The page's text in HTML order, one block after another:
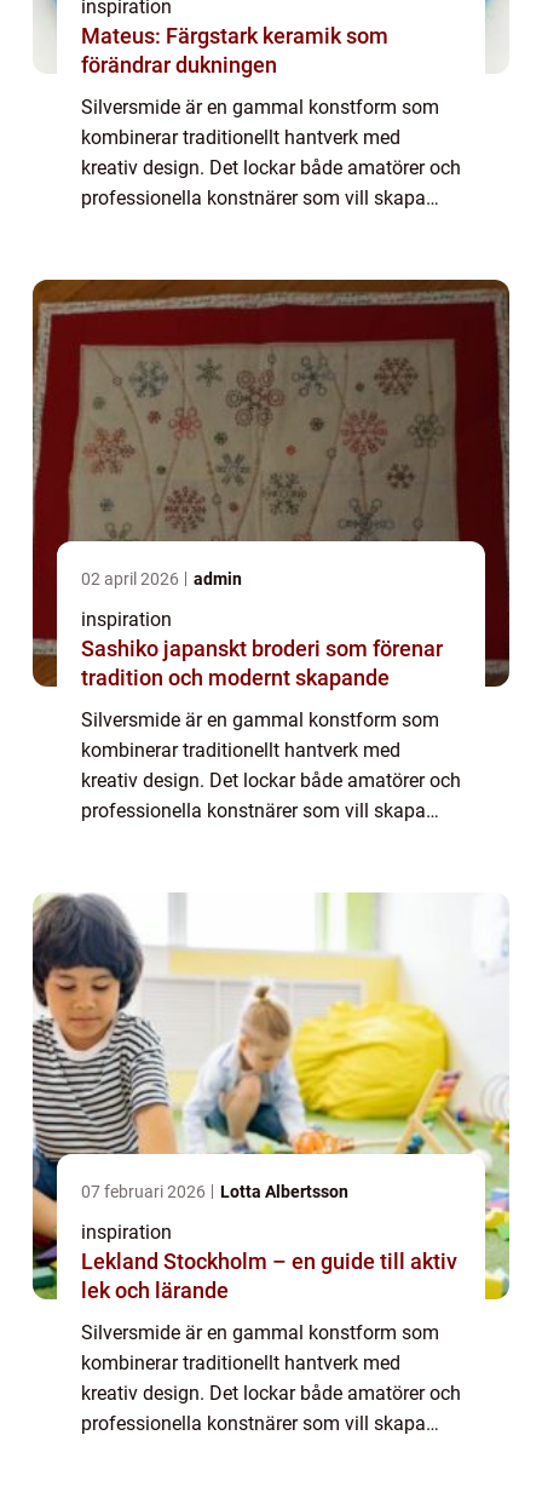
inspiration
Mateus: Färgstark keramik som
förändrar dukningen
Silversmide är en gammal konstform som
kombinerar traditionellt hantverk med
kreativ design. Det lockar både amatörer och
professionella konstnärer som vill skapa
02 april 2026 admin
inspiration
Sashiko japanskt broderi som förenar
tradition och modernt skapande
Silversmide är en gammal konstform som
kombinerar traditionellt hantverk med
kreativ design. Det lockar både amatörer och
professionella konstnärer som vill skapa
07 februari 2026 Lotta Albertsson
inspiration
Lekland Stockholm – en guide till aktiv
lek och lärande
Silversmide är en gammal konstform som
kombinerar traditionellt hantverk med
kreativ design. Det lockar både amatörer och
professionella konstnärer som vill skapa